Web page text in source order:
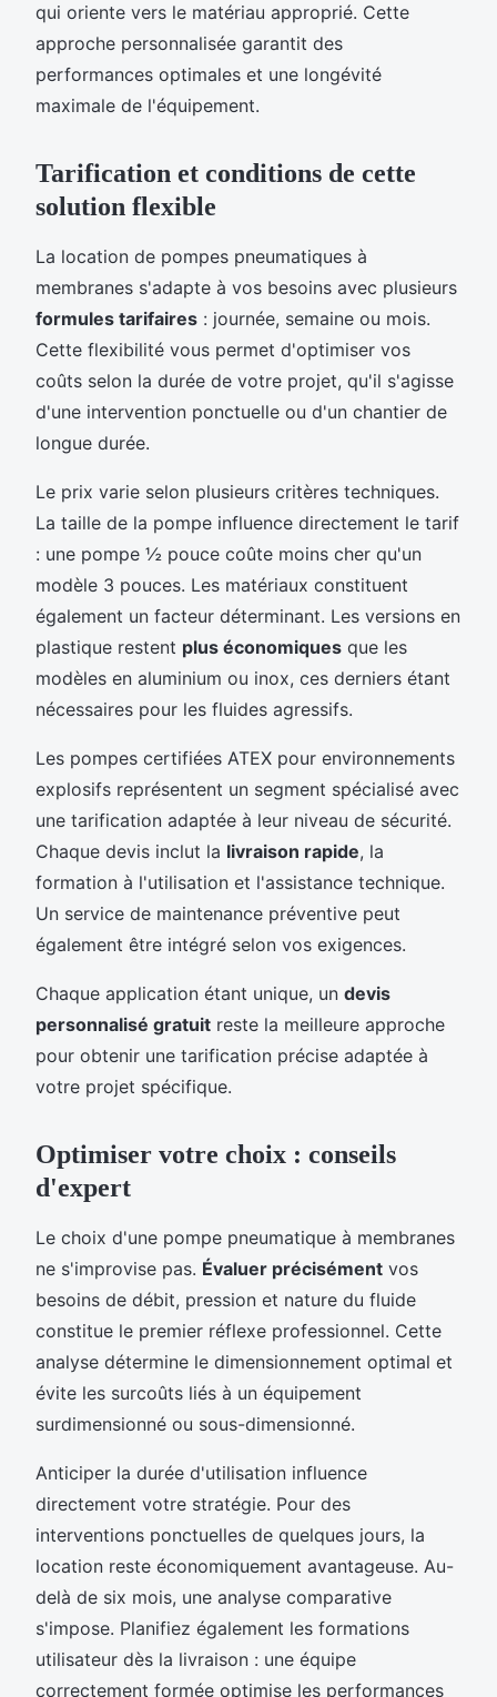
qui oriente vers le matériau approprié. Cette
approche personnalisée garantit des
performances optimales et une longévité
maximale de l'équipement.
Tarification et conditions de cette
solution flexible
La location de pompes pneumatiques à
membranes s'adapte à vos besoins avec plusieurs
formules tarifaires : journée, semaine ou mois.
Cette flexibilité vous permet d'optimiser vos
coûts selon la durée de votre projet, qu'il s'agisse
d'une intervention ponctuelle ou d'un chantier de
longue durée.
Le prix varie selon plusieurs critères techniques.
La taille de la pompe influence directement le tarif
: une pompe ½ pouce coûte moins cher qu'un
modèle 3 pouces. Les matériaux constituent
également un facteur déterminant. Les versions en
plastique restent plus économiques que les
modèles en aluminium ou inox, ces derniers étant
nécessaires pour les fluides agressifs.
Les pompes certifiées ATEX pour environnements
explosifs représentent un segment spécialisé avec
une tarification adaptée à leur niveau de sécurité.
Chaque devis inclut la livraison rapide, la
formation à l'utilisation et l'assistance technique.
Un service de maintenance préventive peut
également être intégré selon vos exigences.
Chaque application étant unique, un devis
personnalisé gratuit reste la meilleure approche
pour obtenir une tarification précise adaptée à
votre projet spécifique.
Optimiser votre choix : conseils
d'expert
Le choix d'une pompe pneumatique à membranes
ne s'improvise pas. Évaluer précisément vos
besoins de débit, pression et nature du fluide
constitue le premier réflexe professionnel. Cette
analyse détermine le dimensionnement optimal et
évite les surcoûts liés à un équipement
surdimensionné ou sous-dimensionné.
Anticiper la durée d'utilisation influence
directement votre stratégie. Pour des
interventions ponctuelles de quelques jours, la
location reste économiquement avantageuse. Au-
delà de six mois, une analyse comparative
s'impose. Planifiez également les formations
utilisateur dès la livraison : une équipe
correctement formée optimise les performances